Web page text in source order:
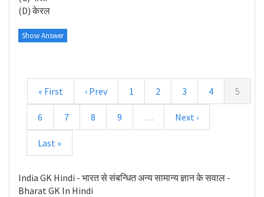
(D) केरल
Show Answer
« First ‹ Prev 1 2 3 4 5
6 7 8 9 … Next ›
Last »
India GK Hindi - भारत से संबन्धित अन्य सामान्य ज्ञान के सवाल -
Bharat GK In Hindi